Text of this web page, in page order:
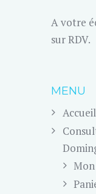
A votre
sur RDV.
MENU
Accueil